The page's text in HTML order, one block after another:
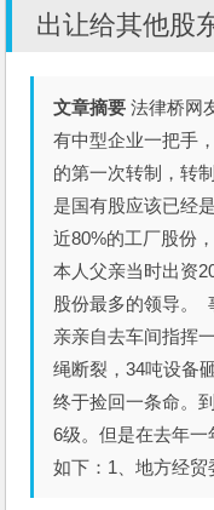
出让给其他股
文章摘要 法律桥网
有中型企业一把手
的第一次转制，转
是国有股应该已经
近80%的工厂股份
本人父亲当时出资
股份最多的领导。
亲亲自去车间指挥
绳断裂，34吨设备
终于捡回一条命。
6级。但是在去年一
如下：1、地方经贸